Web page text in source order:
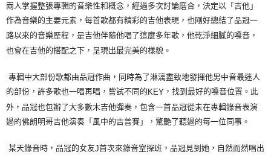
兩人掌握整張專輯的音樂性和概念，經過多次討論磨合，決定以「吉他」
作為音樂的主要元素，每首歌都有精彩的吉他表現，也剛好總結了品冠一
路以來的音樂歷程，是吉他伴隨他唱了這麼多年歌，他乾淨細膩的嗓音，
也會在吉他的搭配之下，呈現出最完美的樣貌。
專輯中大部份歌都由品冠作曲，同時為了淋漓盡致地發揮他男中音最迷人
的部份，許多歌也一唱再唱，嘗試不同的KEY ，找到最好的嗓音位置。此
外，品冠也包辦了大多數木吉他彈奏，包含一首品冠從未在專輯錄音表演
過的佛朗明哥吉他演奏「風中的吉普賽」，驚艷了聽過的每一位同事。
某天錄音時，品冠的女友J首次來錄音室探班，品冠見到她，自然而然唱出